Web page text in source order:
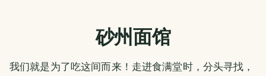
砂州面馆
我们就是为了吃这间而来！走进食满堂时，分头寻找，